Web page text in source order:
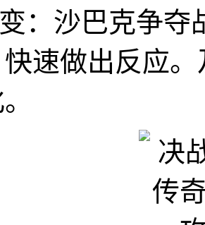
：沙巴克争夺
速做出反应